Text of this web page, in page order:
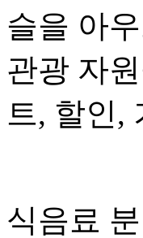
슬을 아
관광 자
트, 할인,
식음료